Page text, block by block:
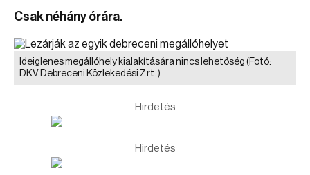
Csak néhány órára.
Ideiglenes megállóhely kialakítására nincs lehetőség (Fotó:
DKV Debreceni Közlekedési Zrt. )
Hirdetés
Hirdetés